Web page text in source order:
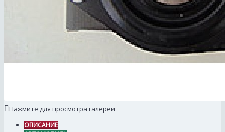
Нажмите для просмотра галереи
ОПИСАНИЕ